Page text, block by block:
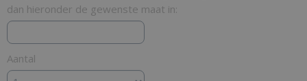
dan hieronder de gewenste maat in:
Aantal